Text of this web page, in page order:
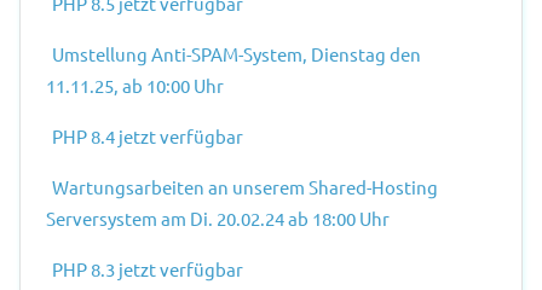
Umstellung Anti-SPAM-System, Dienstag den
11.11.25, ab 10:00 Uhr
PHP 8.4 jetzt verfügbar
Wartungsarbeiten an unserem Shared-Hosting
Serversystem am Di. 20.02.24 ab 18:00 Uhr
PHP 8.3 jetzt verfügbar